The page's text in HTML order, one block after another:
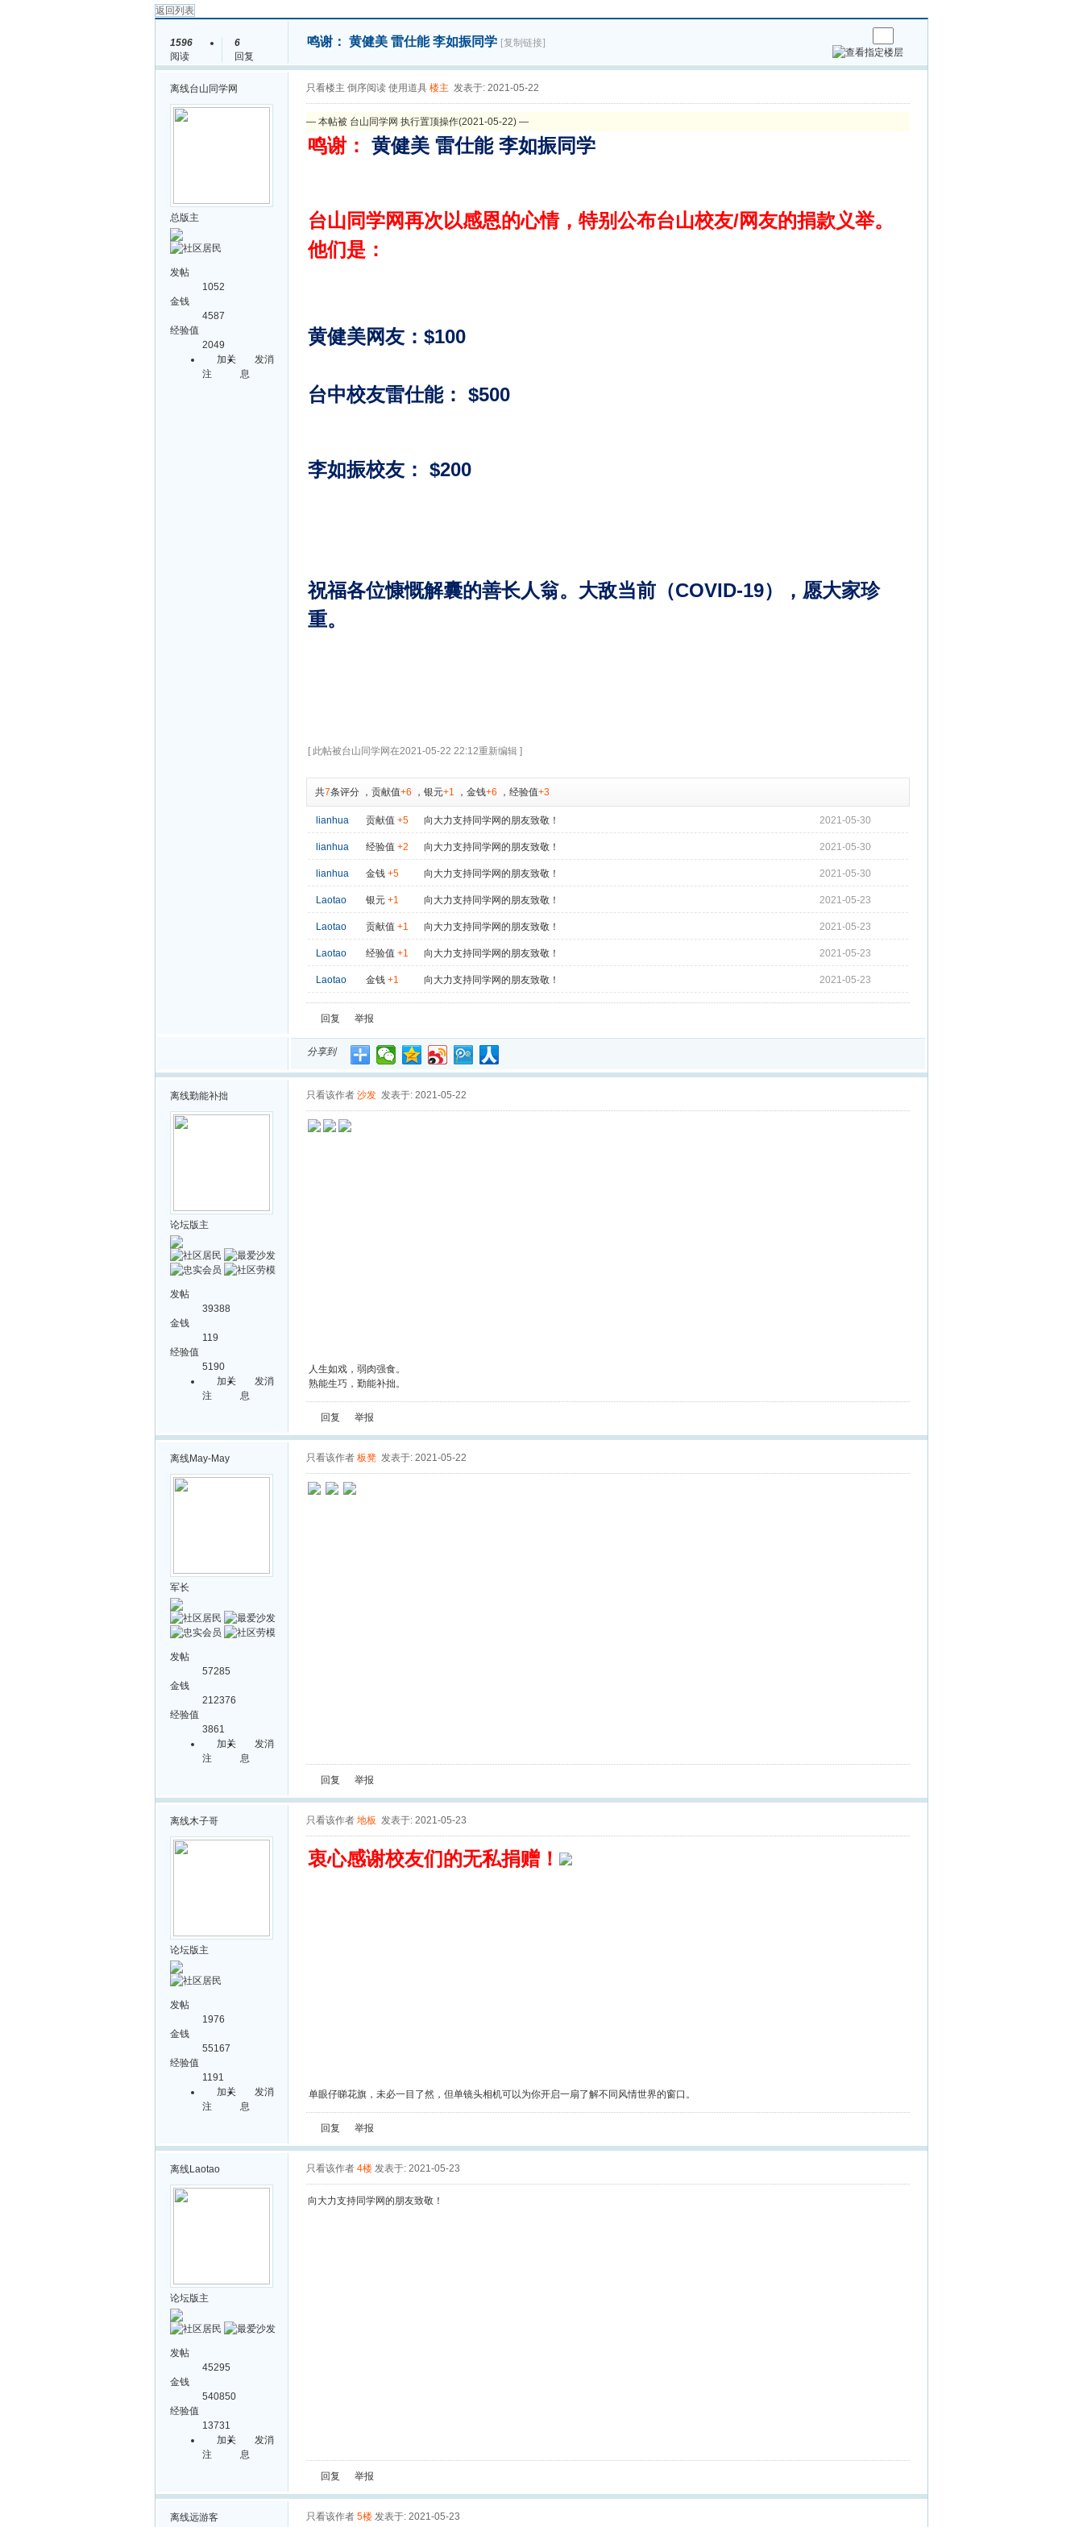
返回列表
1596
阅读
6
回复
鸣谢： 黄健美 雷仕能 李如振同学 [复制链接]
离线台山同学网
总版主
发帖
1052
金钱
4587
经验值
2049
加关
注
发消
息
只看楼主 倒序阅读 使用道具 楼主 发表于: 2021-05-22
— 本帖被 台山同学网 执行置顶操作(2021-05-22) —
鸣谢： 黄健美 雷仕能 李如振同学
台山同学网再次以感恩的心情，特别公布台山校友/网友的捐款义举。
他们是：
黄健美网友：$100
台中校友雷仕能： $500
李如振校友： $200
祝福各位慷慨解囊的善长人翁。大敌当前（COVID-19），愿大家珍
重。
[ 此帖被台山同学网在2021-05-22 22:12重新编辑 ]
共7条评分 ， 贡献值+6 ， 银元+1 ， 金钱+6 ， 经验值+3
lianhua 贡献值 +5 向大力支持同学网的朋友致敬！ 2021-05-30
lianhua 经验值 +2 向大力支持同学网的朋友致敬！ 2021-05-30
lianhua 金钱 +5 向大力支持同学网的朋友致敬！ 2021-05-30
Laotao 银元 +1 向大力支持同学网的朋友致敬！ 2021-05-23
Laotao 贡献值 +1 向大力支持同学网的朋友致敬！ 2021-05-23
Laotao 经验值 +1 向大力支持同学网的朋友致敬！ 2021-05-23
Laotao 金钱 +1 向大力支持同学网的朋友致敬！ 2021-05-23
回复 举报
分享到
离线勤能补拙
论坛版主
发帖
39388
金钱
119
经验值
5190
加关
注
发消
息
只看该作者 沙发 发表于: 2021-05-22
人生如戏，弱肉强食。
熟能生巧，勤能补拙。
回复 举报
离线May-May
军长
发帖
57285
金钱
212376
经验值
3861
加关
注
发消
息
只看该作者 板凳 发表于: 2021-05-22
回复 举报
离线木子哥
论坛版主
发帖
1976
金钱
55167
经验值
1191
加关
注
发消
息
只看该作者 地板 发表于: 2021-05-23
衷心感谢校友们的无私捐赠！
单眼仔睇花旗，未必一目了然，但单镜头相机可以为你开启一扇了解不同风情世界的窗口。
回复 举报
离线Laotao
论坛版主
发帖
45295
金钱
540850
经验值
13731
加关
注
发消
息
只看该作者 4楼 发表于: 2021-05-23
向大力支持同学网的朋友致敬！
回复 举报
离线远游客 只看该作者 5楼 发表于: 2021-05-23